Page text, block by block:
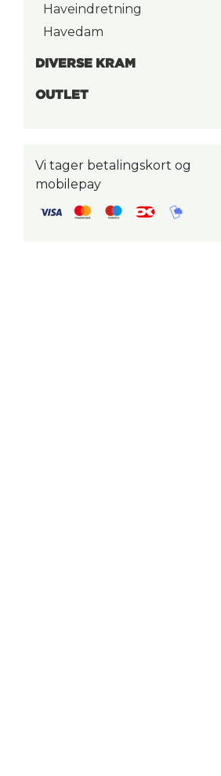
Haveindretning
Havedam
DIVERSE KRAM
OUTLET
Vi tager betalingskort og
mobilepay